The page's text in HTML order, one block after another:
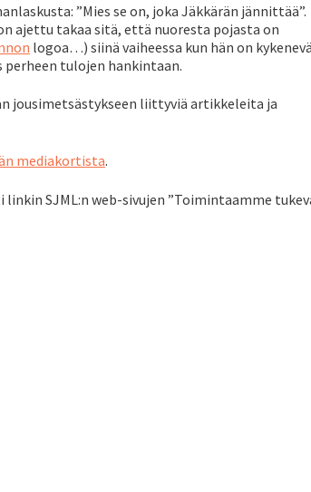
”Mies se on, joka Jäkkärän jännittää”.
ajettu takaa sitä, että nuoresta pojasta on
logoa…) siinä vaiheessa kun hän on kykenevä
tulojen hankintaan.
jousimetsästykseen liittyviä artikkeleita ja
mediakortista.
SJML:n web-sivujen ”Toimintaamme